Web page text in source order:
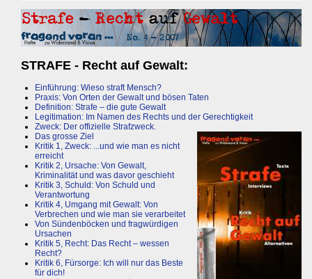
STRAFE - Recht auf Gewalt:
Einführung: Wieso straft Mensch?
Praxis: Von Orten der Gewalt und bösen Taten
Definition: Strafe – die gute Gewalt
Legitimation: Im Namen des Rechts und der Gerechtigkeit
Zweck: Der offizielle Strafzweck.
Das grosse Ziel
Kritik 1, Zweck: ...und wie man es nicht
erreicht
Kritik 2, Ursache: Von Gewalt,
Kriminalität und was davor geschieht
Kritik 3, Schuld: Von Schuld und
Verantwortung
Kritik 4, Umgang mit Gewalt: Von
Verbrechen und wie man sie verarbeitet
Von Sündenböcken und fragwürdigen
Ursachen
Kritik 5, Recht: Das Recht – wessen
Recht?
Kritik 6, Fürsorge: Ich will nur das Beste
für dich!